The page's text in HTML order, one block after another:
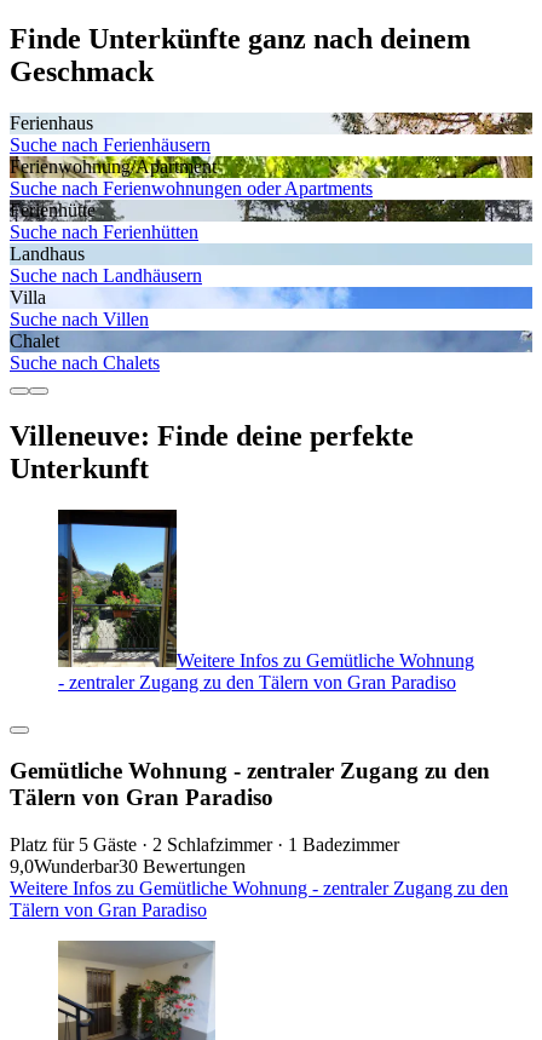
Finde Unterkünfte ganz nach deinem
Geschmack
Ferienhaus
Suche nach Ferienhäusern
Ferienwohnung/Apartment
Suche nach Ferienwohnungen oder Apartments
Ferienhütte
Suche nach Ferienhütten
Landhaus
Suche nach Landhäusern
Villa
Suche nach Villen
Chalet
Suche nach Chalets
Villeneuve: Finde deine perfekte
Unterkunft
Weitere Infos zu Gemütliche Wohnung
- zentraler Zugang zu den Tälern von Gran Paradiso
Gemütliche Wohnung - zentraler Zugang zu den
Tälern von Gran Paradiso
Platz für 5 Gäste · 2 Schlafzimmer · 1 Badezimmer
9,0Wunderbar30 Bewertungen
Weitere Infos zu Gemütliche Wohnung - zentraler Zugang zu den
Tälern von Gran Paradiso